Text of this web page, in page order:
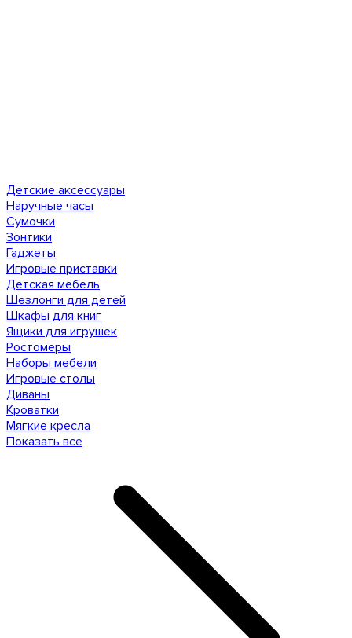
Детские аксессуары
Наручные часы
Сумочки
Зонтики
Гаджеты
Игровые приставки
Детская мебель
Шезлонги для детей
Шкафы для книг
Ящики для игрушек
Ростомеры
Наборы мебели
Игровые столы
Диваны
Кроватки
Мягкие кресла
Показать все